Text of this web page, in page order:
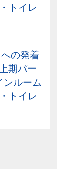
トイレ
の発着
期パー
ンルーム
トイレ